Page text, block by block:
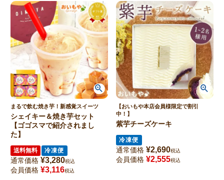
まるで飲む焼き芋！新感覚スイーツ
シェイキー＆焼き芋セット
【ゴゴスマで紹介されまし
た】
送料無料 冷凍便
通常価格 ¥3,280税込
会員価格 ¥3,116税込
【おいもや本店会員様限定で割引
中！】
紫芋チーズケーキ
冷凍便
通常価格 ¥2,690税込
会員価格 ¥2,555税込